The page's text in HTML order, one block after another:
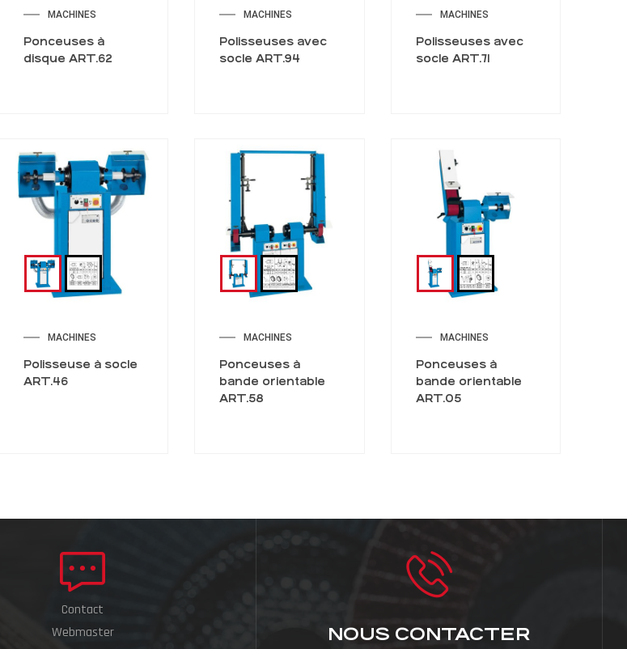
MACHINES
Ponceuses à
disque ART.62
MACHINES
Polisseuses avec
socle ART.94
MACHINES
Polisseuses avec
socle ART.71
MACHINES
Polisseuse à socle
ART.46
MACHINES
Ponceuses à
bande orientable
ART.58
MACHINES
Ponceuses à
bande orientable
ART.05
Contact
Webmaster
NOUS CONTACTER